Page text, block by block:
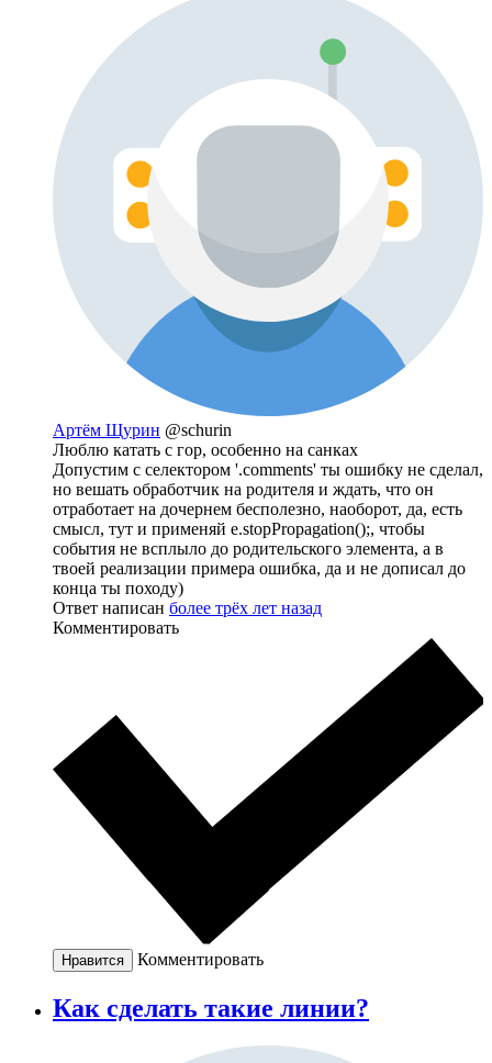
Артём Щурин @schurin
Люблю катать с гор, особенно на санках
Допустим с селектором '.comments' ты ошибку не сделал,
но вешать обработчик на родителя и ждать, что он
отработает на дочернем бесполезно, наоборот, да, есть
смысл, тут и применяй e.stopPropagation();, чтобы
события не всплыло до родительского элемента, а в
твоей реализации примера ошибка, да и не дописал до
конца ты походу)
Ответ написан более трёх лет назад
Комментировать
Нравится Комментировать
Как сделать такие линии?